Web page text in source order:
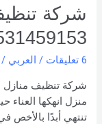
شركة
0531459153 – جلي بلاط
6 تعليقات / العربي /
شركة تنظيف منازل
منزل انهكها العناء
تنتهي أبدًا بالأخص